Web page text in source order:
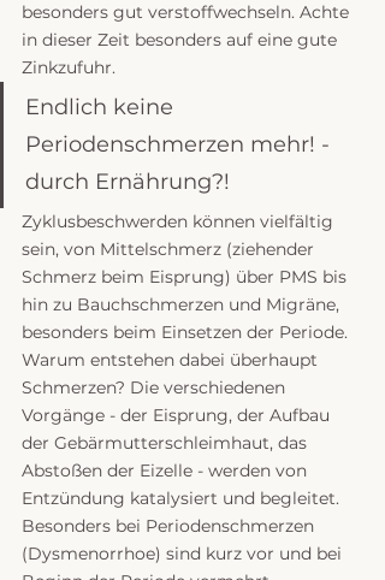
besonders gut verstoffwechseln. Achte
in dieser Zeit besonders auf eine gute
Zinkzufuhr.
Endlich keine
Periodenschmerzen mehr! -
durch Ernährung?!
Zyklusbeschwerden können vielfältig
sein, von Mittelschmerz (ziehender
Schmerz beim Eisprung) über PMS bis
hin zu Bauchschmerzen und Migräne,
besonders beim Einsetzen der Periode.
Warum entstehen dabei überhaupt
Schmerzen? Die verschiedenen
Vorgänge - der Eisprung, der Aufbau
der Gebärmutterschleimhaut, das
Abstoßen der Eizelle - werden von
Entzündung katalysiert und begleitet.
Besonders bei Periodenschmerzen
(Dysmenorrhoe) sind kurz vor und bei